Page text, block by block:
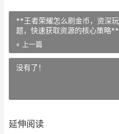
**王者荣耀怎么刷金币，资深
题，快速获取资源的核心策略**
« 上一篇
没有了！
延伸阅读